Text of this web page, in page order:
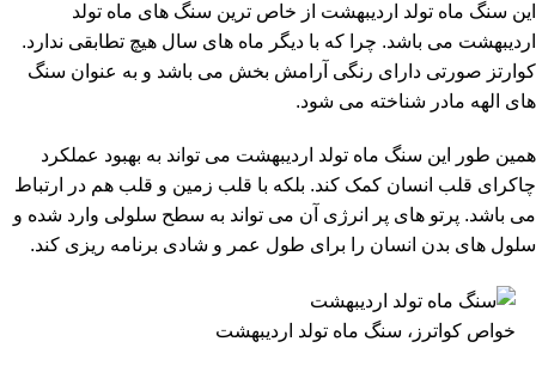
این سنگ ماه تولد اردیبهشت از خاص ترین سنگ های ماه تولد
اردیبهشت می باشد. چرا که با دیگر ماه های سال هیچ تطابقی ندارد.
کوارتز صورتی دارای رنگی آرامش بخش می باشد و به عنوان سنگ
های الهه مادر شناخته می شود.
همین طور این سنگ ماه تولد اردیبهشت می تواند به بهبود عملکرد
چاکرای قلب انسان کمک کند. بلکه با قلب زمین و قلب هم در ارتباط
می باشد. پرتو های پر انرژی آن می تواند به سطح سلولی وارد شده و
سلول های بدن انسان را برای طول عمر و شادی برنامه ریزی کند.
خواص کواترز، سنگ ماه تولد اردیبهشت